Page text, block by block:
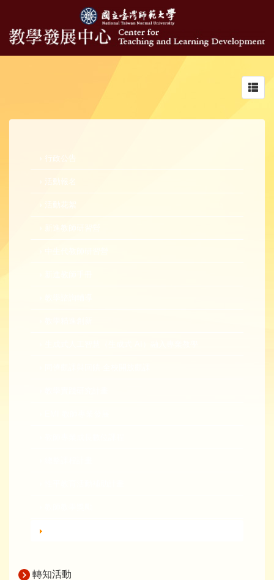
行政公告
活動報名
活動花絮
新進教師研習營
轉知活動